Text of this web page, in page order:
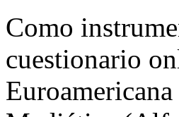
Como
cuestionario